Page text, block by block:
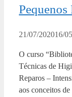
21/07/202016/
O curso
Técnicas de
Reparos –
aos conceitos